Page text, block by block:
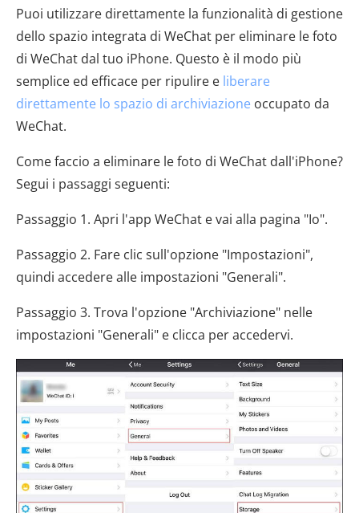
Puoi utilizzare direttamente la funzionalità di gestione
dello spazio integrata di WeChat per eliminare le foto
di WeChat dal tuo iPhone. Questo è il modo più
semplice ed efficace per ripulire e liberare
direttamente lo spazio di archiviazione occupato da
WeChat.
Come faccio a eliminare le foto di WeChat dall'iPhone?
Segui i passaggi seguenti:
Passaggio 1. Apri l'app WeChat e vai alla pagina "Io".
Passaggio 2. Fare clic sull'opzione "Impostazioni",
quindi accedere alle impostazioni "Generali".
Passaggio 3. Trova l'opzione "Archiviazione" nelle
impostazioni "Generali" e clicca per accedervi.